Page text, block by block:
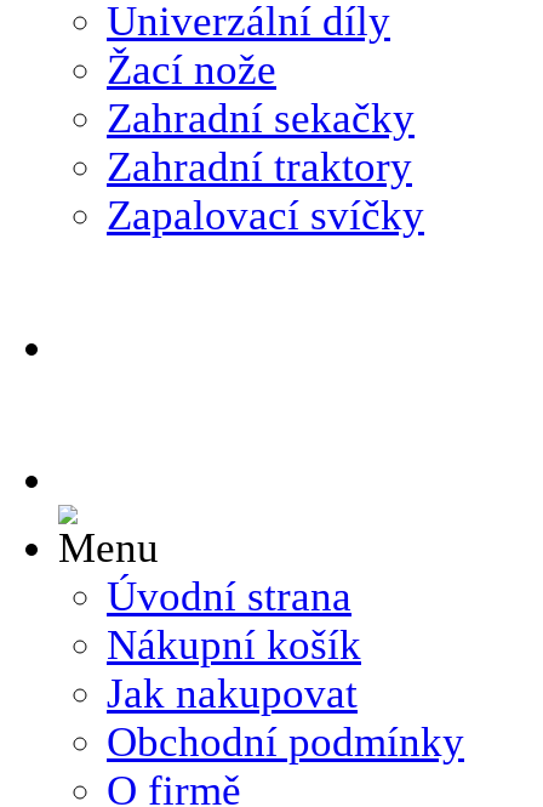
Univerzální díly
Žací nože
Zahradní sekačky
Zahradní traktory
Zapalovací svíčky
Úvodní strana
Nákupní košík
Jak nakupovat
Obchodní podmínky
O firmě